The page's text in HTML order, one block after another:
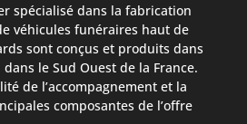
spécialisé dans la fabrication
véhicules funéraires haut de
sont conçus et produits dans
dans le Sud Ouest de la France.
de l’accompagnement et la
composantes de l’offre